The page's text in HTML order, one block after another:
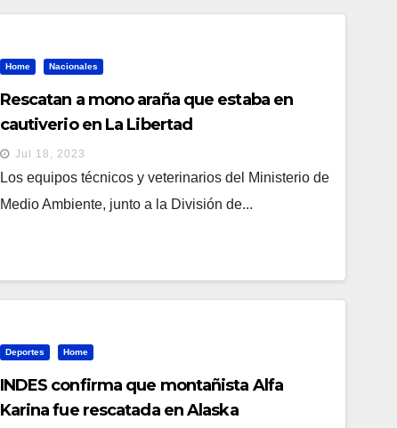
Home Nacionales
Rescatan a mono araña que estaba en
cautiverio en La Libertad
Jul 18, 2023
Los equipos técnicos y veterinarios del Ministerio de
Medio Ambiente, junto a la División de...
Deportes Home
INDES confirma que montañista Alfa
Karina fue rescatada en Alaska